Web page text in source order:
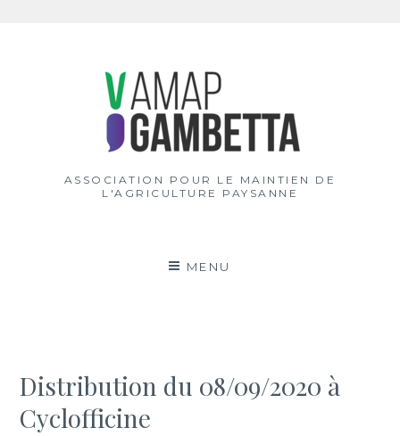
ASSOCIATION POUR LE MAINTIEN DE
L'AGRICULTURE PAYSANNE
MENU
Distribution du 08/09/2020 à
Cyclofficine